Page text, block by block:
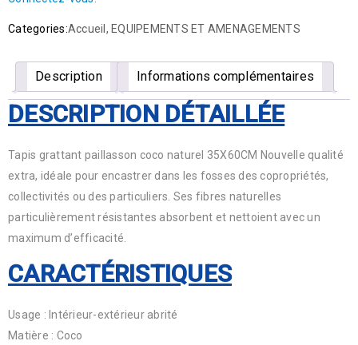
Categories:Accueil , EQUIPEMENTS ET AMENAGEMENTS
Description Informations complémentaires
DESCRIPTION DÉTAILLÉE
Tapis grattant paillasson coco naturel 35X60CM Nouvelle qualité
extra, idéale pour encastrer dans les fosses des copropriétés,
collectivités ou des particuliers. Ses fibres naturelles
particulièrement résistantes absorbent et nettoient avec un
maximum d’efficacité.
CARACTÉRISTIQUES
Usage : Intérieur-extérieur abrité
Matière : Coco